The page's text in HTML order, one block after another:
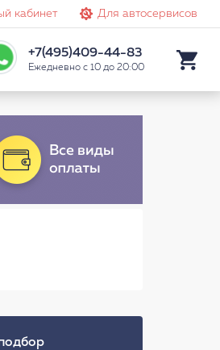
кабинет Для автосервисов
+7(495)409-44-83
Ежедневно с 10 до 20:00